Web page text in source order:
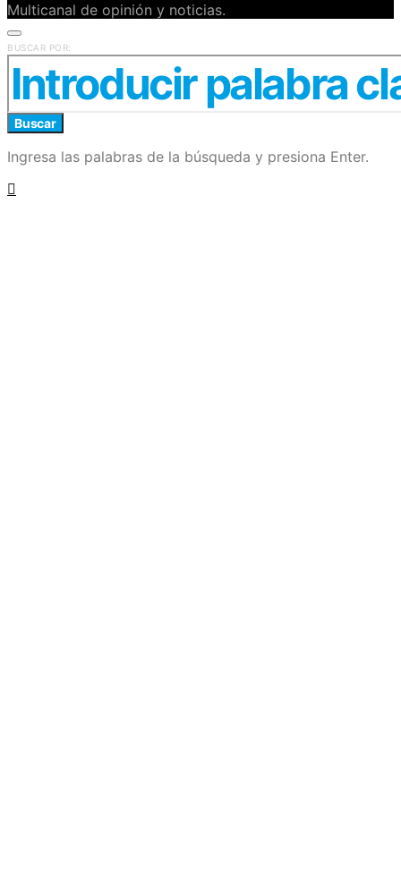
Multicanal de opinión y noticias.
BUSCAR POR:
Buscar
Ingresa las palabras de la búsqueda y presiona Enter.